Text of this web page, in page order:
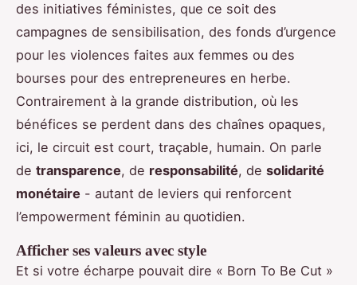
des initiatives féministes, que ce soit des
campagnes de sensibilisation, des fonds d’urgence
pour les violences faites aux femmes ou des
bourses pour des entrepreneures en herbe.
Contrairement à la grande distribution, où les
bénéfices se perdent dans des chaînes opaques,
ici, le circuit est court, traçable, humain. On parle
de transparence, de responsabilité, de solidarité
monétaire - autant de leviers qui renforcent
l’empowerment féminin au quotidien.
Afficher ses valeurs avec style
Et si votre écharpe pouvait dire « Born To Be Cut »